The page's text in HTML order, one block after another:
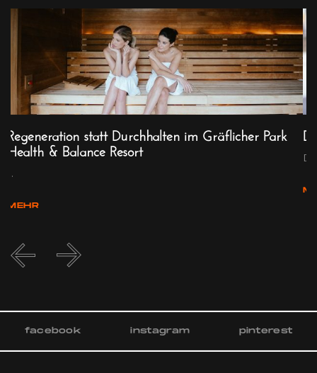
Regeneration statt Durchhalten im Gräflicher Park
Health & Balance Resort
...
MEHR
facebook instagram pinterest